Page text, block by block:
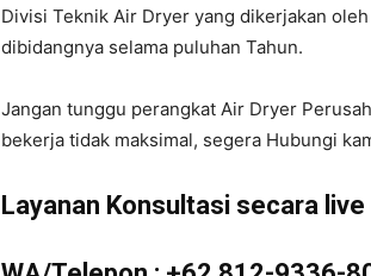
Air
Divisi Teknik Air Dryer yang dikerjakan
dibidangnya selama puluhan Tahun.
Jangan tunggu perangkat Air Dryer
bekerja tidak maksimal, segera Hubungi
Layanan Konsultasi secara live